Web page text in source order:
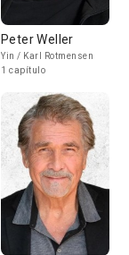
Peter Weller
Yin / Karl Rotmensen
1 capítulo